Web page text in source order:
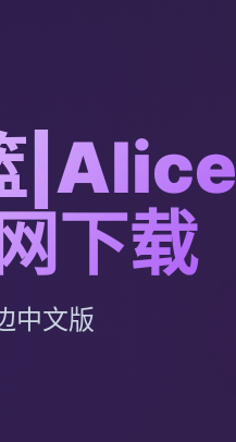
|Alice
下载
中文版